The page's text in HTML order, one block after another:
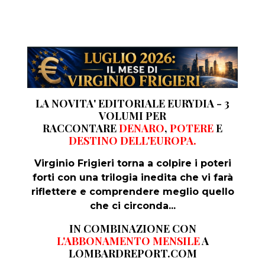
LA NOVITA' EDITORIALE EURYDIA - 3
VOLUMI PER
RACCONTAREDENARO, POTEREE
DESTINO DELL'EUROPA.
Virginio Frigieri torna a colpire i poteri
forti con una trilogia inedita che vi farà
riflettere e comprendere meglio quello
che ci circonda...
IN COMBINAZIONE CON
L'ABBONAMENTO MENSILEA
LOMBARDREPORT.COM